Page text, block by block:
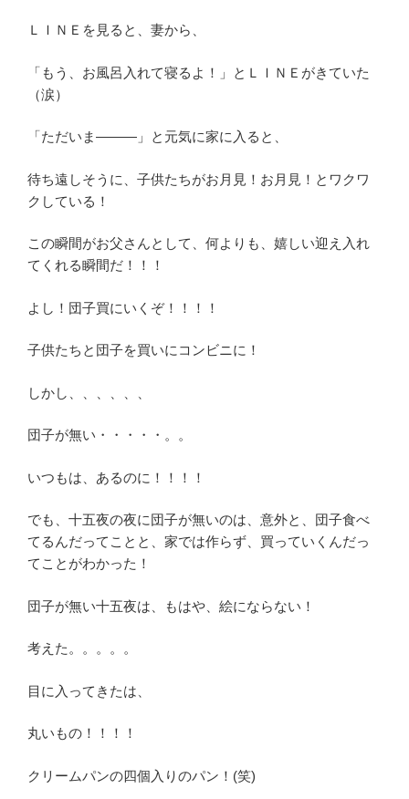
ＬＩＮＥを見ると、妻から、
「もう、お風呂入れて寝るよ！」とＬＩＮＥがきていた
（涙）
「ただいま―――」と元気に家に入ると、
待ち遠しそうに、子供たちがお月見！お月見！とワクワ
クしている！
この瞬間がお父さんとして、何よりも、嬉しい迎え入れ
てくれる瞬間だ！！！
よし！団子買にいくぞ！！！！
子供たちと団子を買いにコンビニに！
しかし、、、、、、
団子が無い・・・・・。。
いつもは、あるのに！！！！
でも、十五夜の夜に団子が無いのは、意外と、団子食べ
てるんだってことと、家では作らず、買っていくんだっ
てことがわかった！
団子が無い十五夜は、もはや、絵にならない！
考えた。。。。。
目に入ってきたは、
丸いもの！！！！
クリームパンの四個入りのパン！(笑)